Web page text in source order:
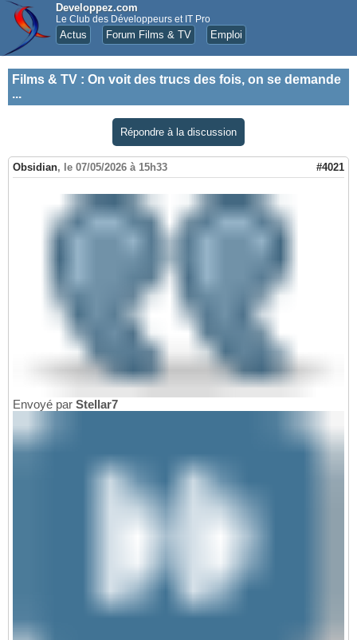
Developpez.com
Le Club des Développeurs et IT Pro
Actus Forum Films & TV Emploi
Films & TV : On voit des trucs des fois, on se demande
...
Répondre à la discussion
Obsidian, le 07/05/2026 à 15h33 #4021
Envoyé par Stellar7